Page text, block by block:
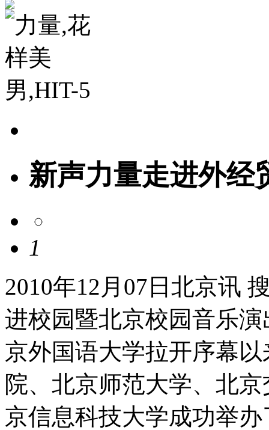
新声力量走进外经
1
2010年12月07日北京讯
进校园暨北京校园音乐
京外国语大学拉开序幕
院、北京师范大学、北
京信息科技大学成功举